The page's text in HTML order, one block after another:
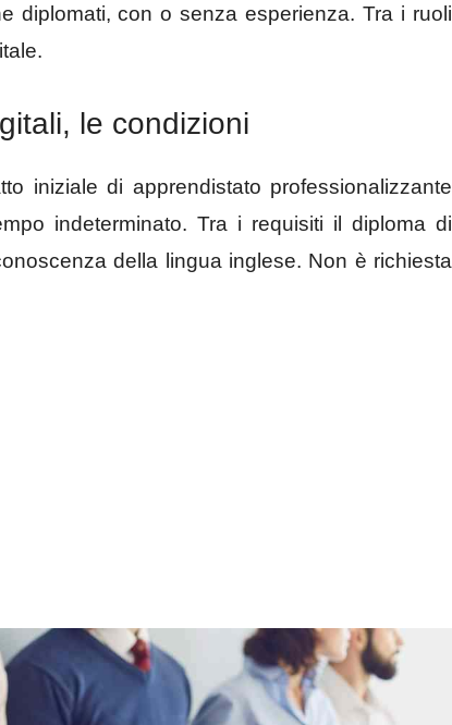
diplomati, con o senza esperienza. Tra i ruoli
le condizioni
iniziale di apprendistato professionalizzante
indeterminato. Tra i requisiti il diploma di
della lingua inglese. Non è richiesta